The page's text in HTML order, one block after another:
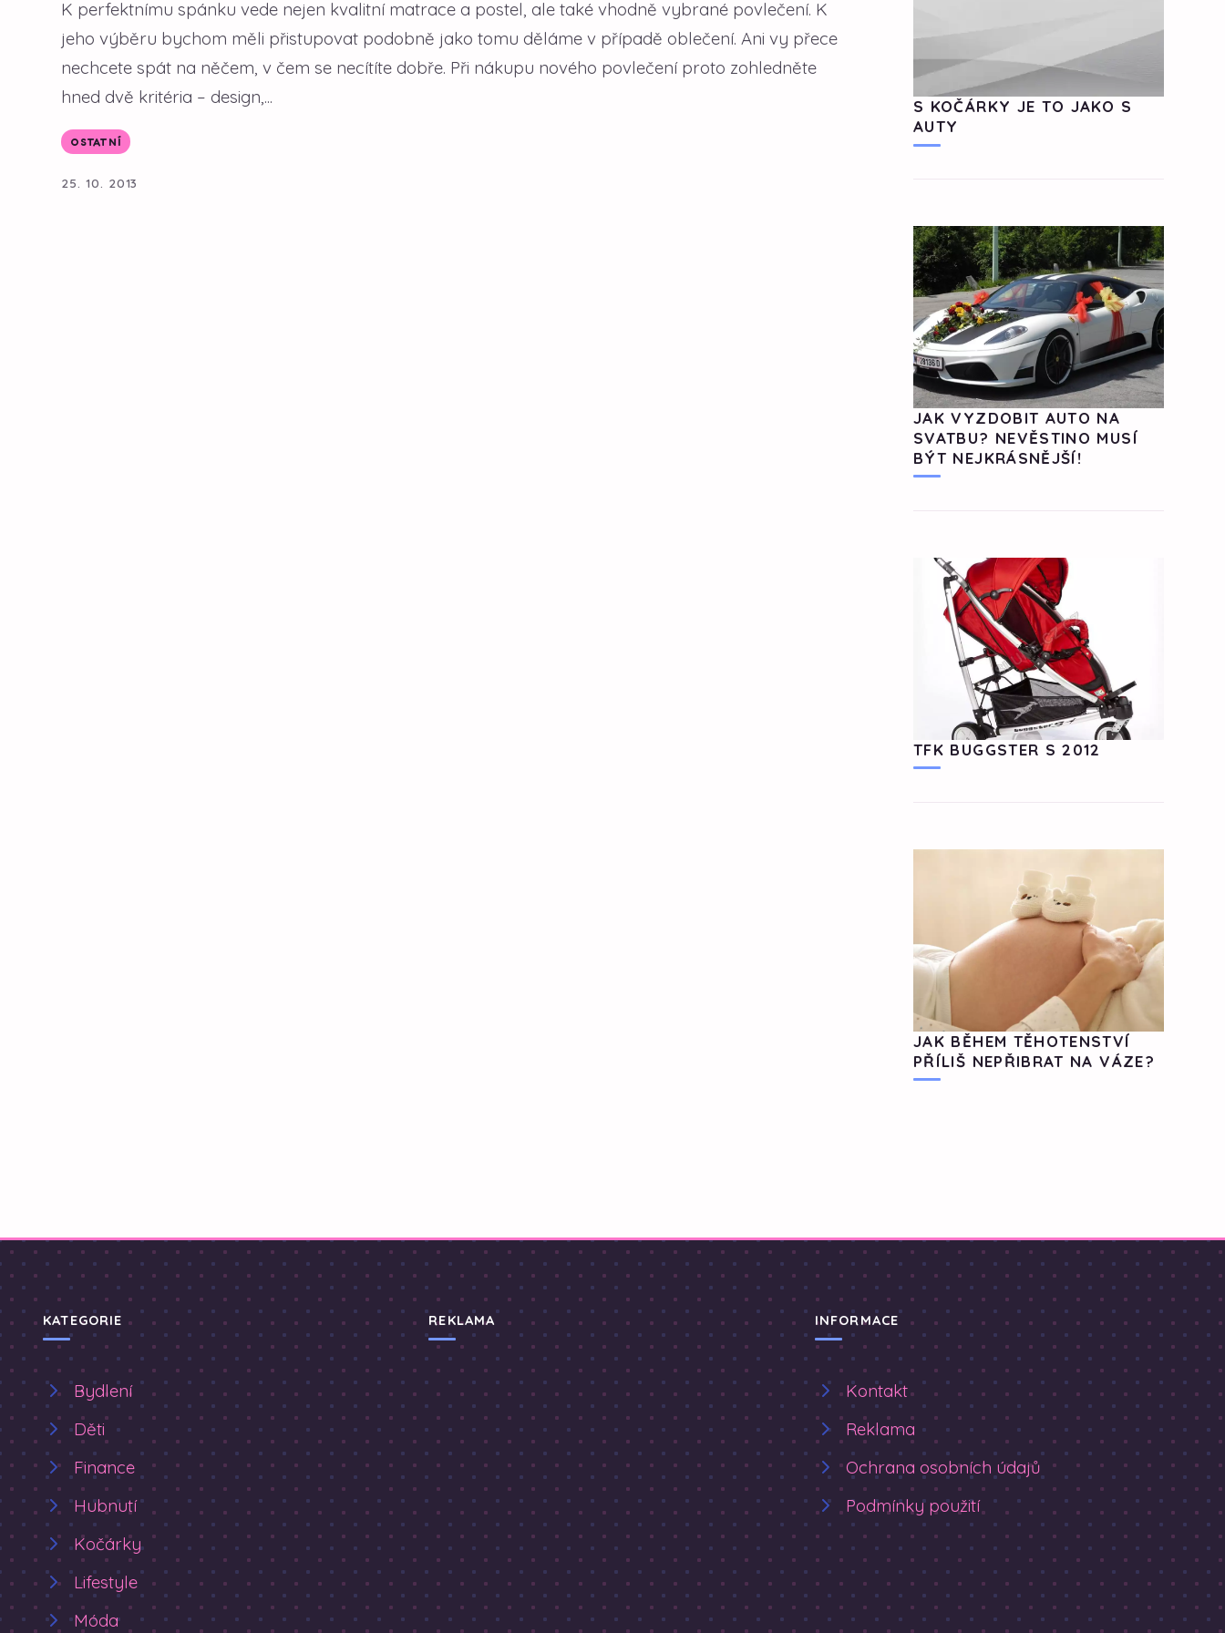
K perfektnímu spánku vede nejen kvalitní matrace a postel, ale také vhodně vybrané povlečení. K
jeho výběru bychom měli přistupovat podobně jako tomu děláme v případě oblečení. Ani vy přece
nechcete spát na něčem, v čem se necítíte dobře. Při nákupu nového povlečení proto zohledněte
hned dvě kritéria – design,...
OSTATNÍ
25. 10. 2013
S KOČÁRKY JE TO JAKO S
AUTY
JAK VYZDOBIT AUTO NA
SVATBU? NEVĚSTINO MUSÍ
BÝT NEJKRÁSNĚJŠÍ!
TFK BUGGSTER S 2012
JAK BĚHEM TĚHOTENSTVÍ
PŘÍLIŠ NEPŘIBRAT NA VÁZE?
KATEGORIE
Bydlení
Děti
Finance
Hubnutí
Kočárky
Lifestyle
Móda
REKLAMA INFORMACE
Kontakt
Reklama
Ochrana osobních údajů
Podmínky použití